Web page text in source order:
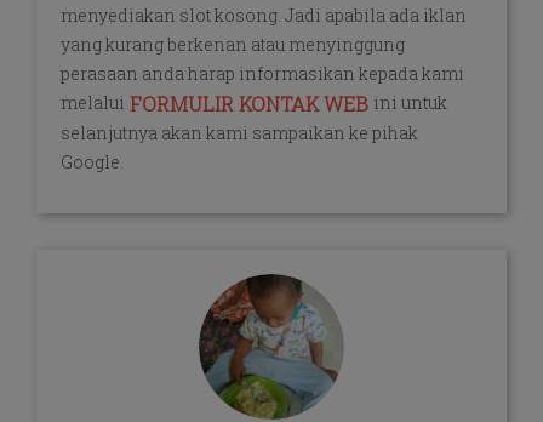
menyediakan slot kosong. Jadi apabila ada iklan
yang kurang berkenan atau menyinggung
perasaan anda harap informasikan kepada kami
melalui FORMULIR KONTAK WEB ini untuk
selanjutnya akan kami sampaikan ke pihak
Google.